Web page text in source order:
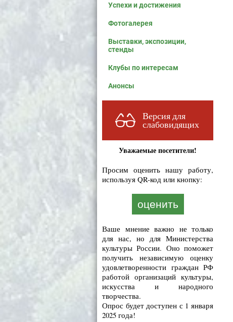
Успехи и достижения
Фотогалерея
Выставки, экспозиции,
стенды
Клубы по интересам
Анонсы
Версия для
слабовидящих
Уважаемые посетители!
Просим оценить нашу работу,
используя QR-код или кнопку:
оценить
Ваше мнение важно не только
для нас, но для Министерства
культуры России. Оно поможет
получить независимую оценку
удовлетворенности граждан РФ
работой организаций культуры,
искусства и народного
творчества.
Опрос будет доступен с 1 января
2025 года!